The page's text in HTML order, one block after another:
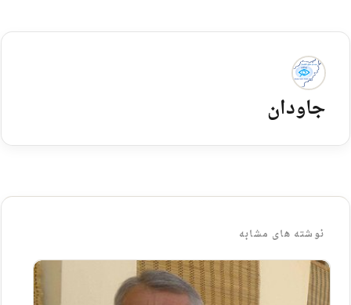
جاودان
نوشته های مشابه